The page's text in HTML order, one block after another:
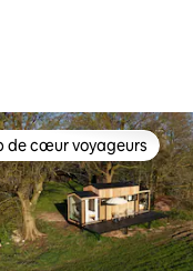
de cœur voyageurs
de cœur voyageurs